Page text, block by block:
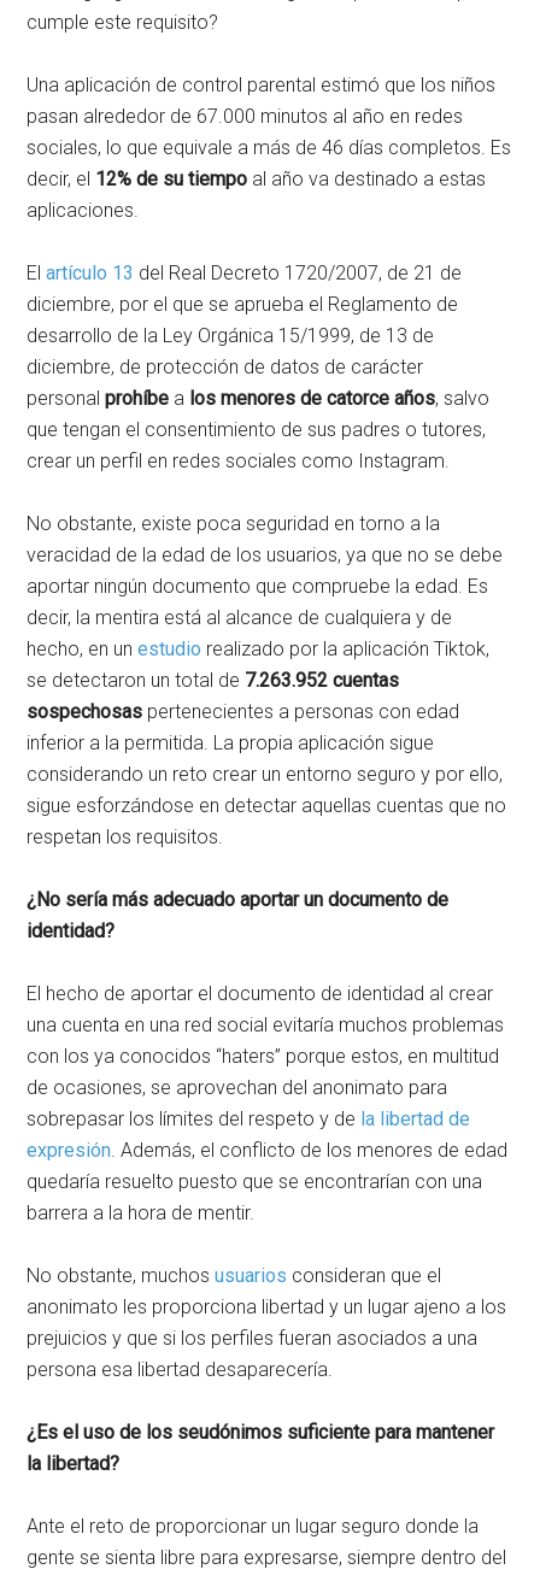
cumple este requisito?
Una aplicación de control parental estimó que los niños
pasan alrededor de 67.000 minutos al año en redes
sociales, lo que equivale a más de 46 días completos. Es
decir, el 12% de su tiempo al año va destinado a estas
aplicaciones.
Elartículo 13 del Real Decreto 1720/2007, de 21 de
diciembre, por el que se aprueba el Reglamento de
desarrollo de la Ley Orgánica 15/1999, de 13 de
diciembre, de protección de datos de carácter
personalprohíbe a los menores de catorce años, salvo
que tengan el consentimiento de sus padres o tutores,
crear un perfil en redes sociales como Instagram.
No obstante, existe poca seguridad en torno a la
veracidad de la edad de los usuarios, ya que no se debe
aportar ningún documento que compruebe la edad. Es
decir, la mentira está al alcance de cualquiera y de
hecho, en unestudio realizado por la aplicación Tiktok,
se detectaron un total de 7.263.952 cuentas
sospechosas pertenecientes a personas con edad
inferior a la permitida. La propia aplicación sigue
considerando un reto crear un entorno seguro y por ello,
sigue esforzándose en detectar aquellas cuentas que no
respetan los requisitos.
¿No sería más adecuado aportar un documento de
identidad?
El hecho de aportar el documento de identidad al crear
una cuenta en una red social evitaría muchos problemas
con los ya conocidos “haters” porque estos, en multitud
de ocasiones, se aprovechan del anonimato para
sobrepasar los límites del respeto y de la libertad de
expresión . Además, el conflicto de los menores de edad
quedaría resuelto puesto que se encontrarían con una
barrera a la hora de mentir.
No obstante, muchosusuarios consideran que el
anonimato les proporciona libertad y un lugar ajeno a los
prejuicios y que si los perfiles fueran asociados a una
persona esa libertad desaparecería.
¿Es el uso de los seudónimos suficiente para mantener
la libertad?
Ante el reto de proporcionar un lugar seguro donde la
gente se sienta libre para expresarse, siempre dentro del